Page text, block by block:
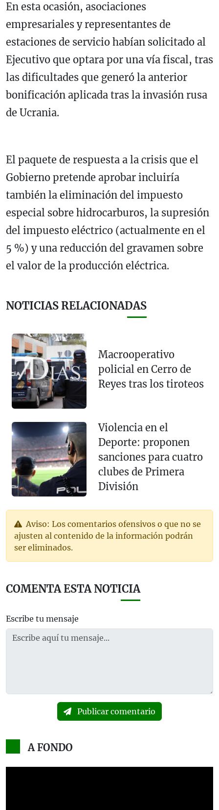
En esta ocasión, asociaciones
empresariales y representantes de
estaciones de servicio habían solicitado al
Ejecutivo que optara por una vía fiscal, tras
las dificultades que generó la anterior
bonificación aplicada tras la invasión rusa
de Ucrania.
El paquete de respuesta a la crisis que el
Gobierno pretende aprobar incluiría
también la eliminación del impuesto
especial sobre hidrocarburos, la supresión
del impuesto eléctrico (actualmente en el
5 %) y una reducción del gravamen sobre
el valor de la producción eléctrica.
NOTICIAS RELACIONADAS
Macrooperativo
policial en Cerro de
Reyes tras los tiroteos
Violencia en el
Deporte: proponen
sanciones para cuatro
clubes de Primera
División
Aviso: Los comentarios ofensivos o que no se
ajusten al contenido de la información podrán
ser eliminados.
COMENTA ESTA NOTICIA
Escribe tu mensaje
Publicar comentario
A FONDO